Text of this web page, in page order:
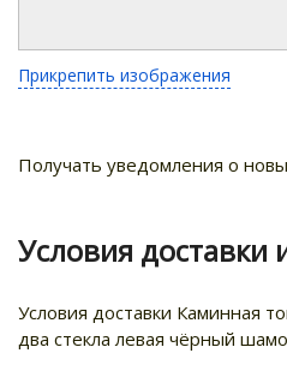
Прикрепить изображения
Получать уведомления о
Условия доставки
Условия доставки Каминная
два стекла левая чёрный